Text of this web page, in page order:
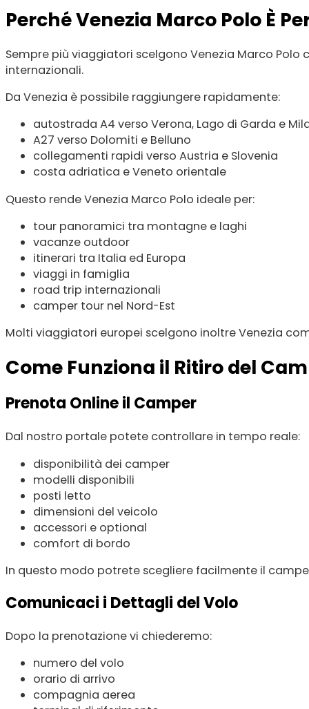
Perché Venezia Marco Polo È
Sempre più viaggiatori scelgono Venezia Marco
internazionali.
Da Venezia è possibile raggiungere rapidamente:
autostrada A4 verso Verona, Lago di Garda e
A27 verso Dolomiti e Belluno
collegamenti rapidi verso Austria e Slovenia
costa adriatica e Veneto orientale
Questo rende Venezia Marco Polo ideale per:
tour panoramici tra montagne e laghi
vacanze outdoor
itinerari tra Italia ed Europa
viaggi in famiglia
road trip internazionali
camper tour nel Nord-Est
Molti viaggiatori europei scelgono inoltre Venezia
Come Funziona il Ritiro del
Prenota Online il Camper
Dal nostro portale potete controllare in tempo reale:
disponibilità dei camper
modelli disponibili
posti letto
dimensioni del veicolo
accessori e optional
comfort di bordo
In questo modo potrete scegliere facilmente il
Comunicaci i Dettagli del Volo
Dopo la prenotazione vi chiederemo:
numero del volo
orario di arrivo
compagnia aerea